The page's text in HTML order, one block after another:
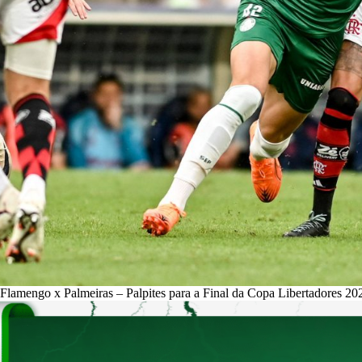
Flamengo x Palmeiras – Palpites para a Final da Copa Libertadores